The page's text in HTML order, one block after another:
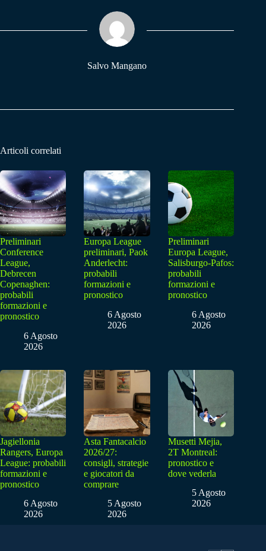
pp m
Salvo Mangano
Articoli correlati
Preliminari
Conference
League,
Debrecen
Copenaghen:
probabili
formazioni e
pronostico
6 Agosto
2026
Europa League
preliminari, Paok
Anderlecht:
probabili
formazioni e
pronostico
6 Agosto
2026
Preliminari
Europa League,
Salisburgo-Pafos:
probabili
formazioni e
pronostico
6 Agosto
2026
Jagiellonia
Rangers, Europa
League: probabili
formazioni e
pronostico
6 Agosto
2026
Asta Fantacalcio
2026/27:
consigli, strategie
e giocatori da
comprare
5 Agosto
2026
Musetti Mejia,
2T Montreal:
pronostico e
dove vederla
5 Agosto
2026